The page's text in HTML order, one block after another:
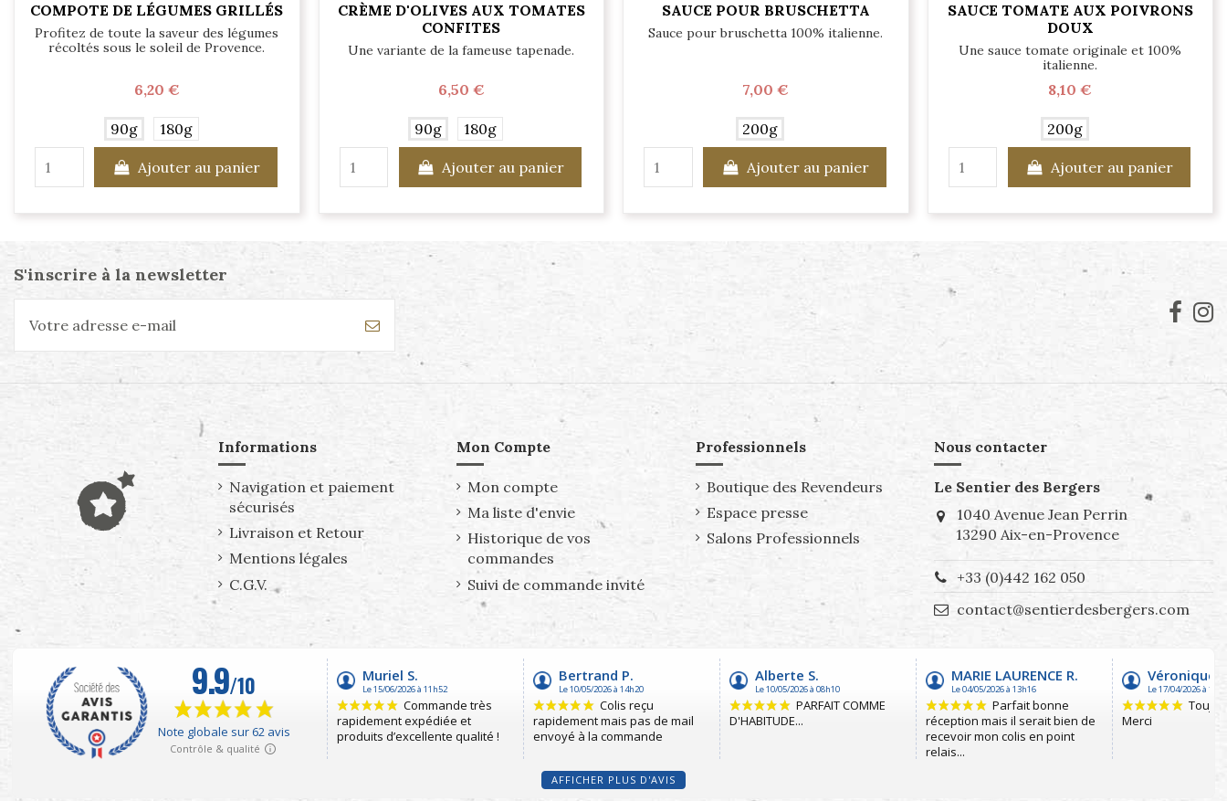
COMPOTE DE LÉGUMES GRILLÉS
Profitez de toute la saveur des légumes
récoltés sous le soleil de Provence.
6,20 €
90g 180g
Ajouter au panier
CRÈME D'OLIVES AUX TOMATES
CONFITES
Une variante de la fameuse tapenade.
6,50 €
90g 180g
Ajouter au panier
SAUCE POUR BRUSCHETTA
Sauce pour bruschetta 100% italienne.
7,00 €
200g
Ajouter au panier
SAUCE TOMATE AUX POIVRONS
DOUX
Une sauce tomate originale et 100%
italienne.
8,10 €
200g
Ajouter au panier
S'inscrire à la newsletter
Informations
Navigation et paiement
sécurisés
Livraison et Retour
Mentions légales
C.G.V.
Mon Compte
Mon compte
Ma liste d'envie
Historique de vos
commandes
Suivi de commande invité
Professionnels
Boutique des Revendeurs
Espace presse
Salons Professionnels
Nous contacter
Le Sentier des Bergers
1040 Avenue Jean Perrin
13290 Aix-en-Provence
+33 (0)442 162 050
contact@sentierdesbergers.com
AFFICHER PLUS D'AVIS